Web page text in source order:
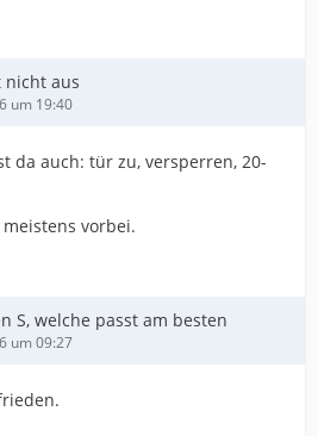
nicht aus
um 19:40
da auch: tür zu, versperren, 20-
vorbei.
S, welche passt am besten
um 09:27